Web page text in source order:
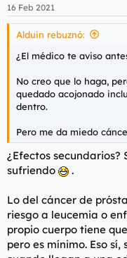
16 Feb 2021
Alduin rebuznó:
¿El médico te aviso
No creo que lo haga,
quedado acojonado
dentro.
Pero me da miedo
¿Efectos secundarios?
sufriendo
.
Lo del cáncer de
riesgo a leucemia o
propio cuerpo tiene
pero es mínimo. Eso